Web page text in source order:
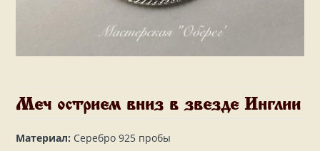
Меч острием вниз в звезде Инглии
Материал: Серебро 925 пробы